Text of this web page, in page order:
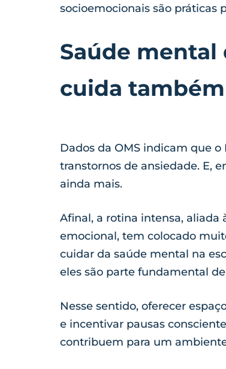
socioemocionais são práticas
Saúde mental
cuida
Dados da OMS indicam que
transtornos de ansiedade. E,
ainda mais.
Afinal, a rotina intensa, aliada
emocional, tem colocado
cuidar da saúde mental na
eles são parte fundamental
Nesse sentido, oferecer
e incentivar pausas
contribuem para um